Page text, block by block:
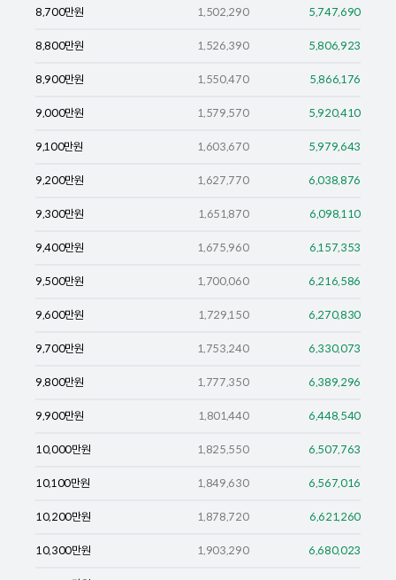
8,700만원 1,502,290 5,747,690
8,800만원 1,526,390 5,806,923
8,900만원 1,550,470 5,866,176
9,000만원 1,579,570 5,920,410
9,100만원 1,603,670 5,979,643
9,200만원 1,627,770 6,038,876
9,300만원 1,651,870 6,098,110
9,400만원 1,675,960 6,157,353
9,500만원 1,700,060 6,216,586
9,600만원 1,729,150 6,270,830
9,700만원 1,753,240 6,330,073
9,800만원 1,777,350 6,389,296
9,900만원 1,801,440 6,448,540
10,000만원 1,825,550 6,507,763
10,100만원 1,849,630 6,567,016
10,200만원 1,878,720 6,621,260
10,300만원 1,903,290 6,680,023